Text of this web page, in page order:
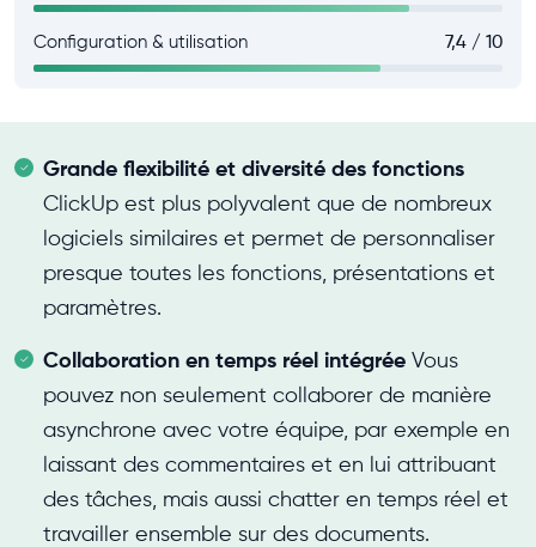
Configuration & utilisation 7,4 / 10
Grande flexibilité et diversité des fonctions
ClickUp est plus polyvalent que de nombreux
logiciels similaires et permet de personnaliser
presque toutes les fonctions, présentations et
paramètres.
Collaboration en temps réel intégrée Vous
pouvez non seulement collaborer de manière
asynchrone avec votre équipe, par exemple en
laissant des commentaires et en lui attribuant
des tâches, mais aussi chatter en temps réel et
travailler ensemble sur des documents.